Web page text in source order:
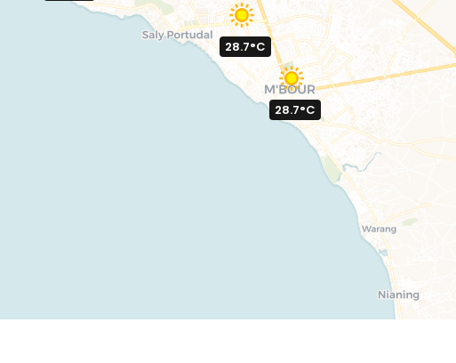
28.7°C
28.7°C